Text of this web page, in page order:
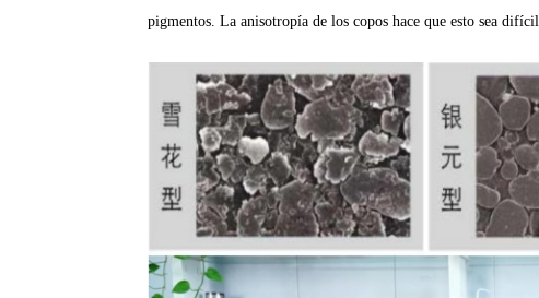
pigmentos. La anisotropía de los copos hace que esto sea difícil.